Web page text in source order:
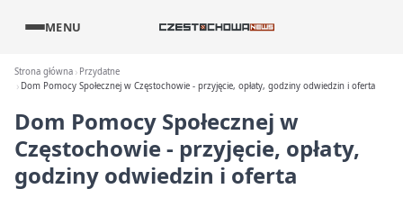
MENU
Strona główna
Przydatne
Dom Pomocy Społecznej w Częstochowie - przyjęcie, opłaty, godziny odwiedzin i oferta
Dom Pomocy Społecznej w
Częstochowie - przyjęcie, opłaty,
godziny odwiedzin i oferta